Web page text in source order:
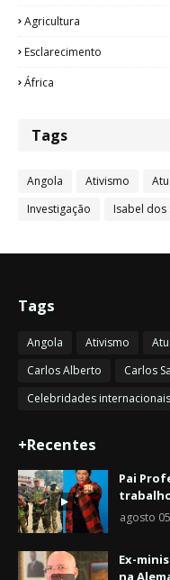
Agricultura
Esclarecimento
África
Tags
Angola Ativismo
Investigação
Isabel dos
Tags
Angola Ativismo
Carlos Alberto
Carlos
Celebridades internacionais
+Recentes
Pai
agosto
Ex-
na